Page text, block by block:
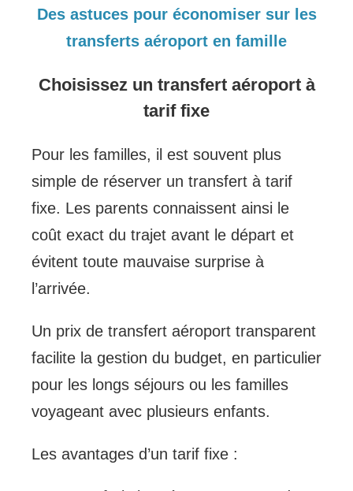
Des astuces pour économiser sur les
transferts aéroport en famille
Choisissez un transfert aéroport à
tarif fixe
Pour les familles, il est souvent plus
simple de réserver un transfert à tarif
fixe. Les parents connaissent ainsi le
coût exact du trajet avant le départ et
évitent toute mauvaise surprise à
l’arrivée.
Un prix de transfert aéroport transparent
facilite la gestion du budget, en particulier
pour les longs séjours ou les familles
voyageant avec plusieurs enfants.
Les avantages d’un tarif fixe :